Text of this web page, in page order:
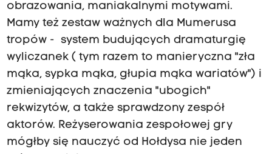
obrazowania, maniakalnymi motywami.
Mamy też zestaw ważnych dla Mumerusa
tropów - system budujących dramaturgię
wyliczanek ( tym razem to manieryczna "zła
mąka, sypka mąka, głupia mąka wariatów") i
zmieniających znaczenia "ubogich"
rekwizytów, a także sprawdzony zespół
aktorów. Reżyserowania zespołowej gry
mógłby się nauczyć od Hołdysa nie jeden